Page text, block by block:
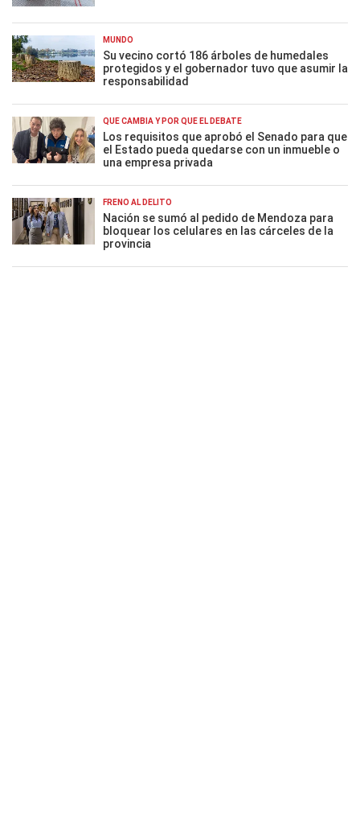
MUNDO
Su vecino cortó 186 árboles de humedales
protegidos y el gobernador tuvo que asumir la
responsabilidad
QUÉ CAMBIA Y POR QUÉ EL DEBATE
Los requisitos que aprobó el Senado para que
el Estado pueda quedarse con un inmueble o
una empresa privada
FRENO AL DELITO
Nación se sumó al pedido de Mendoza para
bloquear los celulares en las cárceles de la
provincia